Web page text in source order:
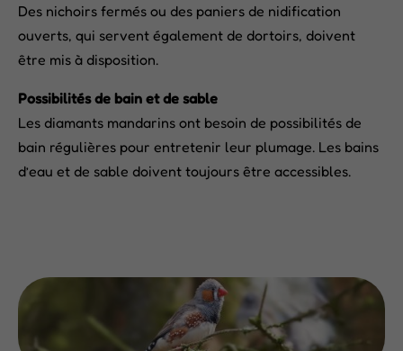
Des nichoirs fermés ou des paniers de nidification
ouverts, qui servent également de dortoirs, doivent
être mis à disposition.
Possibilités de bain et de sable
Les diamants mandarins ont besoin de possibilités de
bain régulières pour entretenir leur plumage. Les bains
d’eau et de sable doivent toujours être accessibles.